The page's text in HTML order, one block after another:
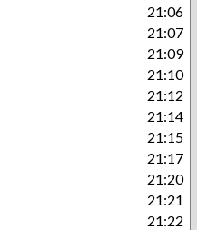
21:06
21:07
21:09
21:10
21:12
21:14
21:15
21:17
21:20
21:21
21:22